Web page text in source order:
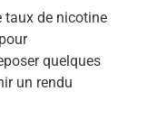
taux de nicotine
quelques
un rendu